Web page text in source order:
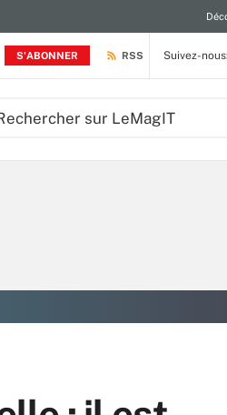
S'ABONNER RSS Suivez-nous: